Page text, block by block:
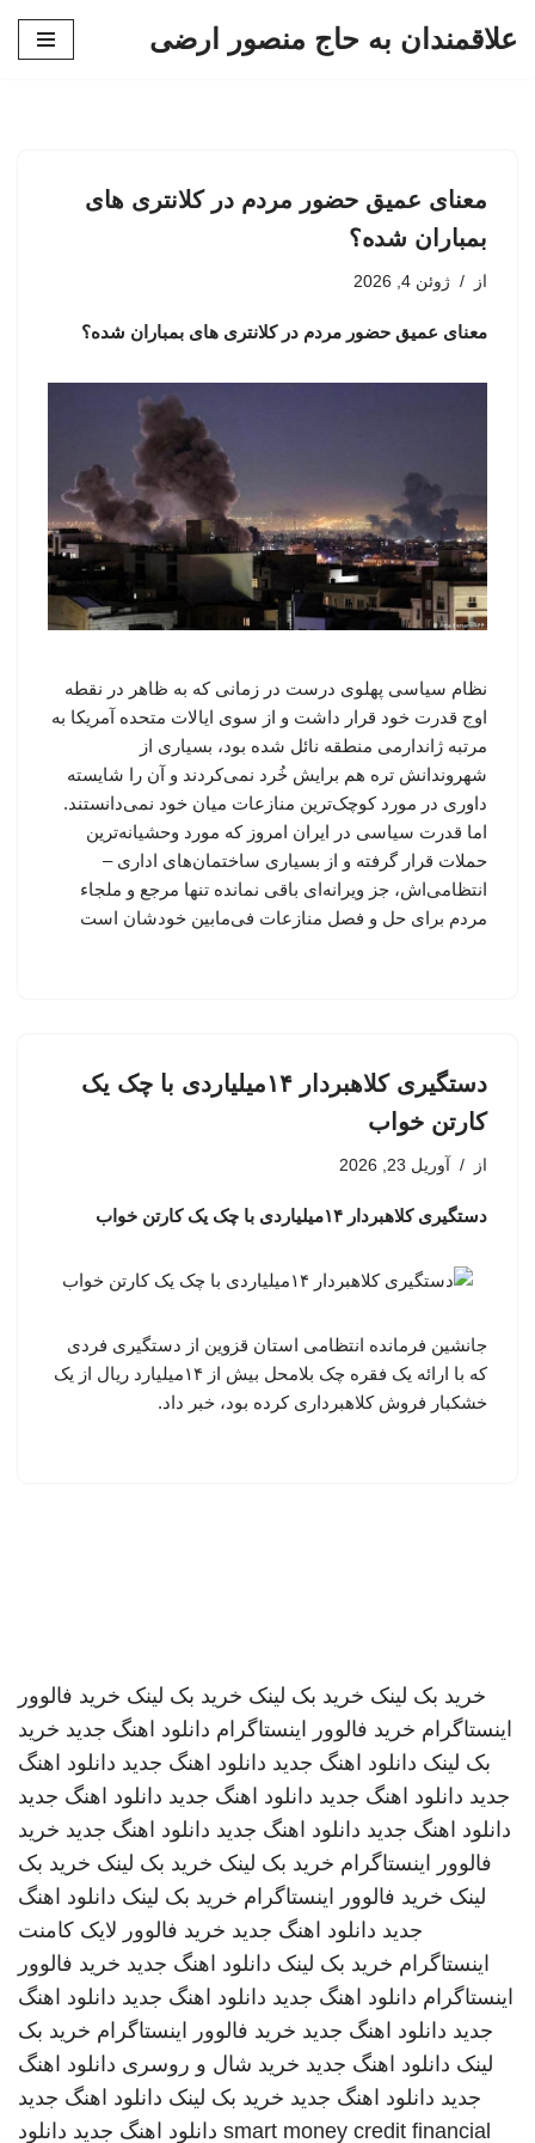
علاقمندان به حاج منصور ارضی
معنای عمیق حضور مردم در کلانتری های
بمباران شده؟
از ژوئن 4, 2026
معنای عمیق حضور مردم در کلانتری های بمباران شده؟
نظام سیاسی پهلوی درست در زمانی که به ظاهر در نقطه
اوج قدرت خود قرار داشت و از سوی ایالات متحده آمریکا به
مرتبه ژاندارمی منطقه نائل شده بود، بسیاری از
شهروندانش تره هم برایش خُرد نمی‌کردند و آن را شایسته
داوری در مورد کوچک‌ترین منازعات میان خود نمی‌دانستند.
اما قدرت سیاسی در ایران امروز که مورد وحشیانه‌ترین
حملات قرار گرفته و از بسیاری ساختمان‌های اداری –
انتظامی‌اش، جز ویرانه‌ای باقی نمانده تنها مرجع و ملجاء
مردم برای حل و فصل منازعات فی‌مابین خودشان است
دستگیری کلاهبردار ۱۴میلیاردی با چک یک
کارتن خواب
از آوریل 23, 2026
دستگیری کلاهبردار ۱۴میلیاردی با چک یک کارتن خواب
جانشین فرمانده انتظامی استان قزوین از دستگیری فردی
که با ارائه یک فقره چک بلامحل بیش از ۱۴میلیارد ریال از یک
خشکبار فروش کلاهبرداری کرده بود، خبر داد.
خرید بک لینک خرید بک لینک خرید بک لینک خرید فالوور
اینستاگرام خرید فالوور اینستاگرام دانلود اهنگ جدید خرید
بک لینک دانلود اهنگ جدید دانلود اهنگ جدید دانلود اهنگ
جدید دانلود اهنگ جدید دانلود اهنگ جدید دانلود اهنگ جدید
دانلود اهنگ جدید دانلود اهنگ جدید دانلود اهنگ جدید خرید
فالوور اینستاگرام خرید بک لینک خرید بک لینک خرید بک
لینک خرید فالوور اینستاگرام خرید بک لینک دانلود اهنگ
جدید دانلود اهنگ جدید خرید فالوور لایک کامنت
اینستاگرام خرید بک لینک دانلود اهنگ جدید خرید فالوور
اینستاگرام دانلود اهنگ جدید دانلود اهنگ جدید دانلود اهنگ
جدید دانلود اهنگ جدید خرید فالوور اینستاگرام خرید بک
لینک دانلود اهنگ جدید خرید شال و روسری دانلود اهنگ
جدید دانلود اهنگ جدید خرید بک لینک دانلود اهنگ جدید
smart money credit financial دانلود اهنگ جدید دانلود